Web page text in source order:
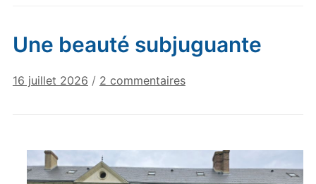
Une beauté subjuguante
16 juillet 2026 / 2 commentairessur